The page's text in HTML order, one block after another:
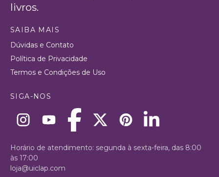
livros.
SAIBA MAIS
Dúvidas e Contato
Política de Privacidade
Termos e Condições de Uso
SIGA-NOS
Horário de atendimento: segunda à sexta-feira, das 8:00
às 17:00
loja@uiclap.com